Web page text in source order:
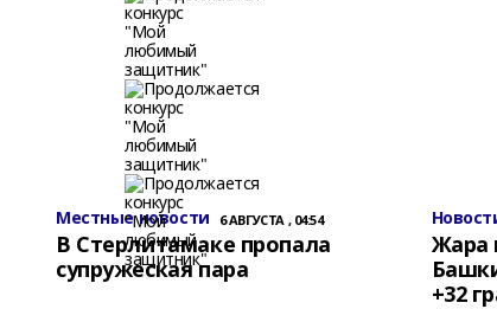
Местные новости 6 АВГУСТА , 04:54
В Стерлитамаке пропала
супружеская пара
Жара
+32